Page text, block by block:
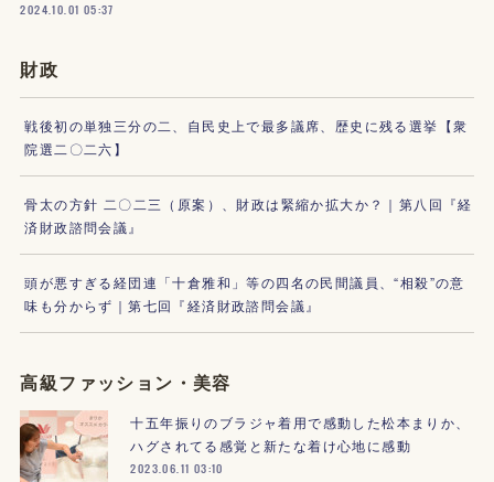
2024.10.01 05:37
財政
戦後初の単独三分の二、自民史上で最多議席、歴史に残る選挙【衆
院選二〇二六】
骨太の方針 二〇二三（原案）、財政は緊縮か拡大か？｜第八回『経
済財政諮問会議』
頭が悪すぎる経団連「十倉雅和」等の四名の民間議員、“相殺”の意
味も分からず｜第七回『経済財政諮問会議』
高級ファッション・美容
十五年振りのブラジャ着用で感動した松本まりか、
ハグされてる感覚と新たな着け心地に感動
2023.06.11 03:10